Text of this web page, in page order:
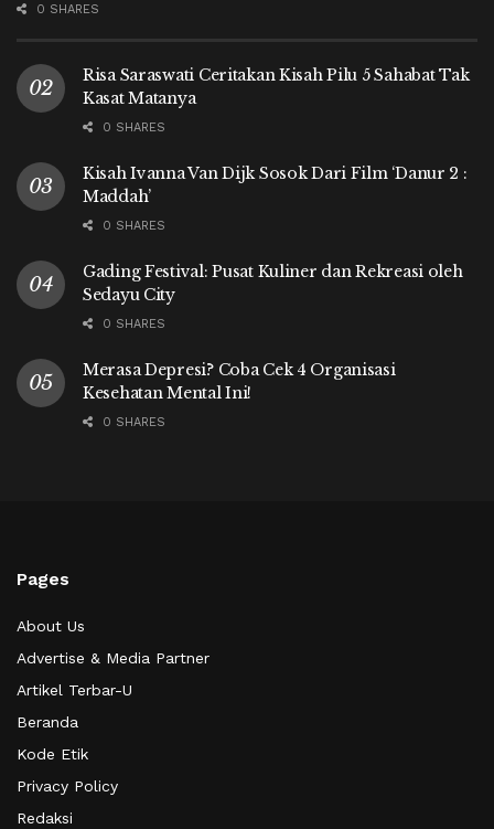
0 SHARES
Risa Saraswati Ceritakan Kisah Pilu 5 Sahabat Tak
Kasat Matanya
0 SHARES
Kisah Ivanna Van Dijk Sosok Dari Film ‘Danur 2 :
Maddah’
0 SHARES
Gading Festival: Pusat Kuliner dan Rekreasi oleh
Sedayu City
0 SHARES
Merasa Depresi? Coba Cek 4 Organisasi
Kesehatan Mental Ini!
0 SHARES
Pages
About Us
Advertise & Media Partner
Artikel Terbar-U
Beranda
Kode Etik
Privacy Policy
Redaksi